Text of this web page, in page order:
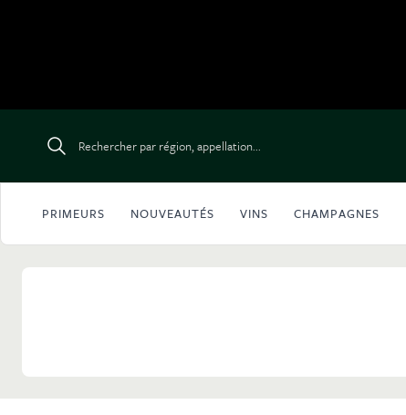
Rechercher par région, appellation...
PRIMEURS NOUVEAUTÉS VINS CHAMPAGNES